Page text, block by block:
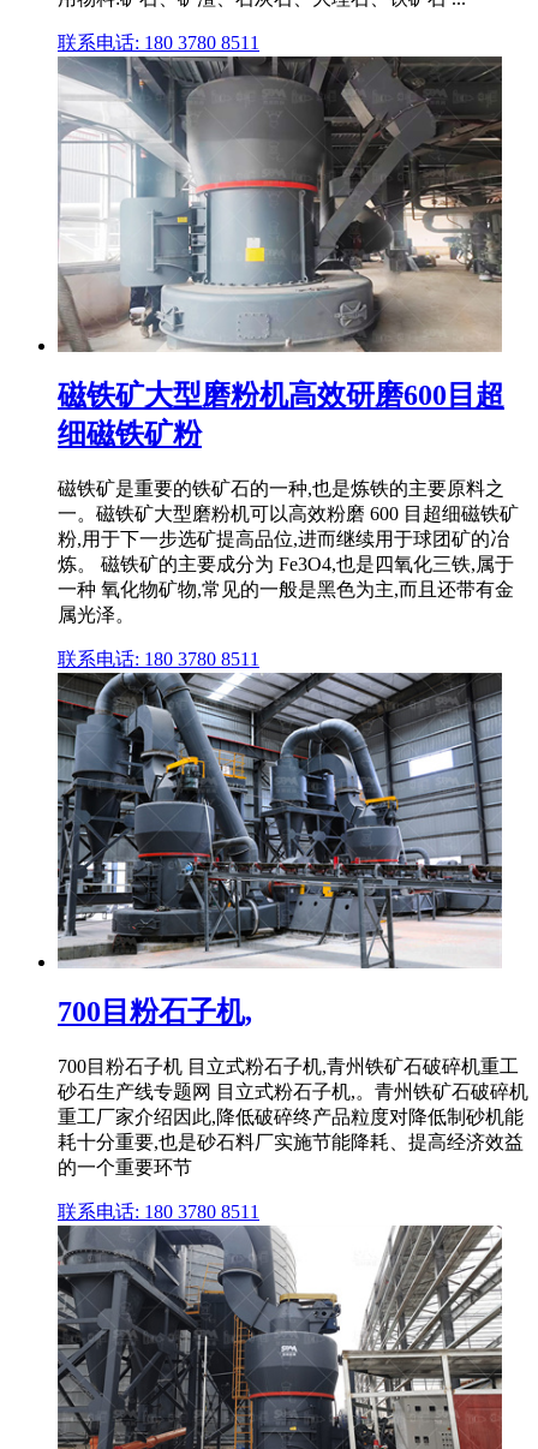
联系电话: 180 3780 8511
磁铁矿大型磨粉机高效研磨600目超
细磁铁矿粉
磁铁矿是重要的铁矿石的一种,也是炼铁的主要原料之
一。磁铁矿大型磨粉机可以高效粉磨 600 目超细磁铁矿
粉,用于下一步选矿提高品位,进而继续用于球团矿的冶
炼。 磁铁矿的主要成分为 Fe3O4,也是四氧化三铁,属于
一种 氧化物矿物,常见的一般是黑色为主,而且还带有金
属光泽。
联系电话: 180 3780 8511
700目粉石子机,
700目粉石子机 目立式粉石子机,青州铁矿石破碎机重工
砂石生产线专题网 目立式粉石子机,。青州铁矿石破碎机
重工厂家介绍因此,降低破碎终产品粒度对降低制砂机能
耗十分重要,也是砂石料厂实施节能降耗、提高经济效益
的一个重要环节
联系电话: 180 3780 8511